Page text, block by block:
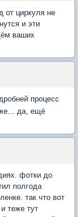
от циркуля не
и эти
ваших
процесс
да, ещё
фотки до
полгода
так что вот
теже тут